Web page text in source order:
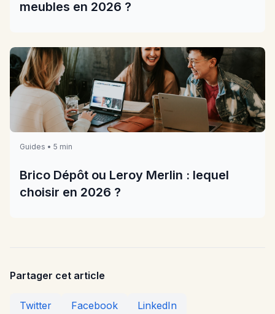
meubles en 2026 ?
Guides • 5 min
Brico Dépôt ou Leroy Merlin : lequel
choisir en 2026 ?
Partager cet article
Twitter Facebook LinkedIn